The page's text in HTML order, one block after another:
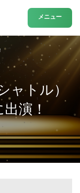
メニュー
ャトル）
演！